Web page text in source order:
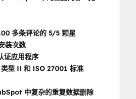
多条评论的 5/5 颗星
装次数
证应用程序
型 II 和 ISO 27001 标准
中复杂的重复数据删除